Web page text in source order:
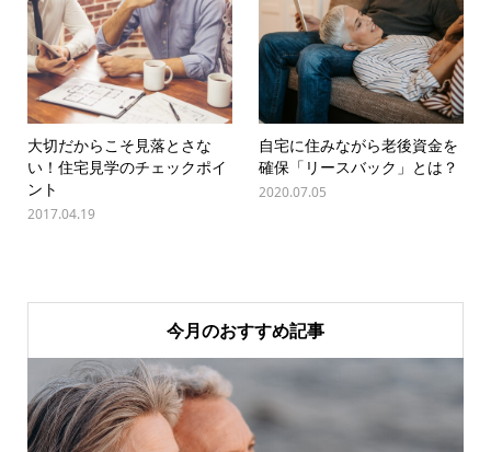
大切だからこそ見落とさな
い！住宅見学のチェックポイ
ント
2017.04.19
自宅に住みながら老後資金を
確保「リースバック」とは？
2020.07.05
今月のおすすめ記事